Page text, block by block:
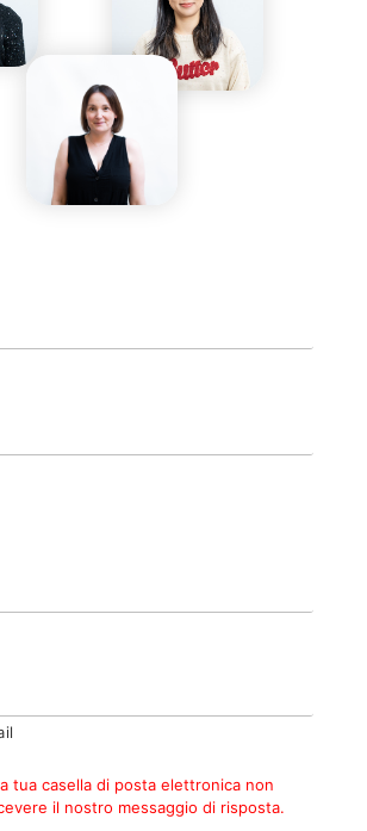
tua casella di posta elettronica non
il nostro messaggio di risposta.